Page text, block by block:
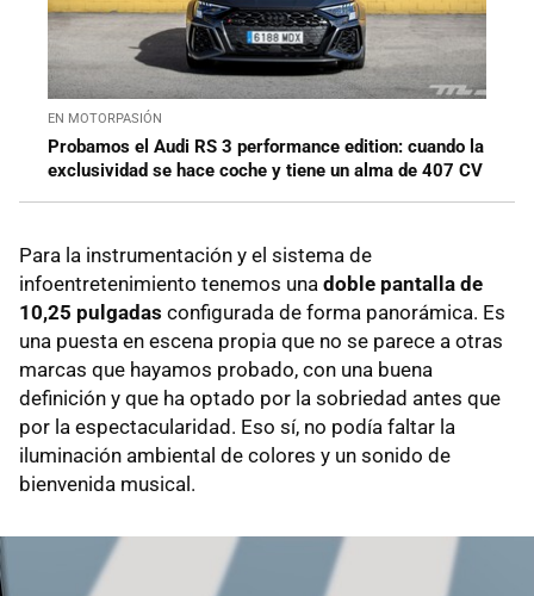
EN MOTORPASIÓN
Probamos el Audi RS 3 performance edition: cuando la
exclusividad se hace coche y tiene un alma de 407 CV
Para la instrumentación y el sistema de
infoentretenimiento tenemos una doble pantalla de
10,25 pulgadas configurada de forma panorámica. Es
una puesta en escena propia que no se parece a otras
marcas que hayamos probado, con una buena
definición y que ha optado por la sobriedad antes que
por la espectacularidad. Eso sí, no podía faltar la
iluminación ambiental de colores y un sonido de
bienvenida musical.